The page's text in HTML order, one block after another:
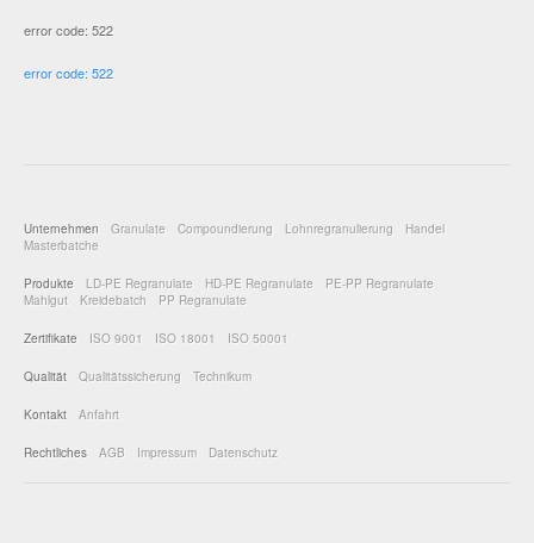
error code: 522
error code: 522
Unternehmen Granulate Compoundierung Lohnregranulierung
Handel
Masterbatche
Produkte LD-PE Regranulate HD-PE Regranulate
PE-PP Regranulate
Mahlgut
Kreidebatch PP Regranulate
Zertifikate ISO 9001 ISO 18001 ISO 50001
Qualität Qualitätssicherung Technikum
Kontakt Anfahrt
Rechtliches AGB Impressum Datenschutz